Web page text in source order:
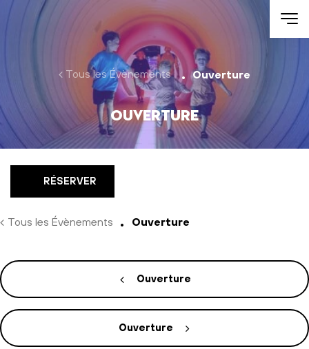
Aller au contenu
Tous les Évènements Ouverture
Ouverture
RÉSERVER
Tous les Évènements Ouverture
Ouverture
Ouverture